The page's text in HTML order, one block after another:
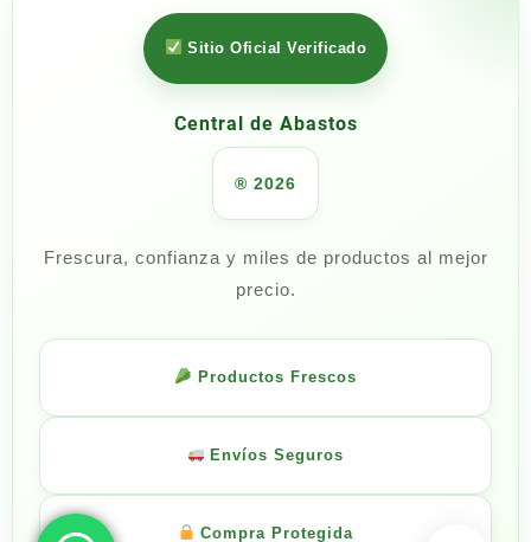
Sitio Oficial Verificado
Central de Abastos
® 2026
Frescura, confianza y miles de productos al mejor
precio.
Productos Frescos
Envíos Seguros
Compra Protegida